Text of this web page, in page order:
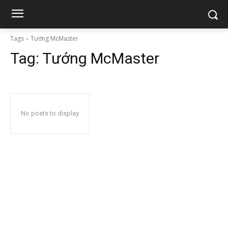
Tags Tướng McMaster
Tag: Tướng McMaster
No posts to display